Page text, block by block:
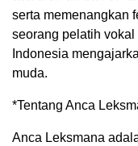
serta memenangkan
seorang pelatih
Indonesia
muda.
*Tentang Anca
Anca Leksmana